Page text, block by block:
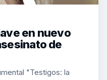
en nuevo
de
"Testigos: la